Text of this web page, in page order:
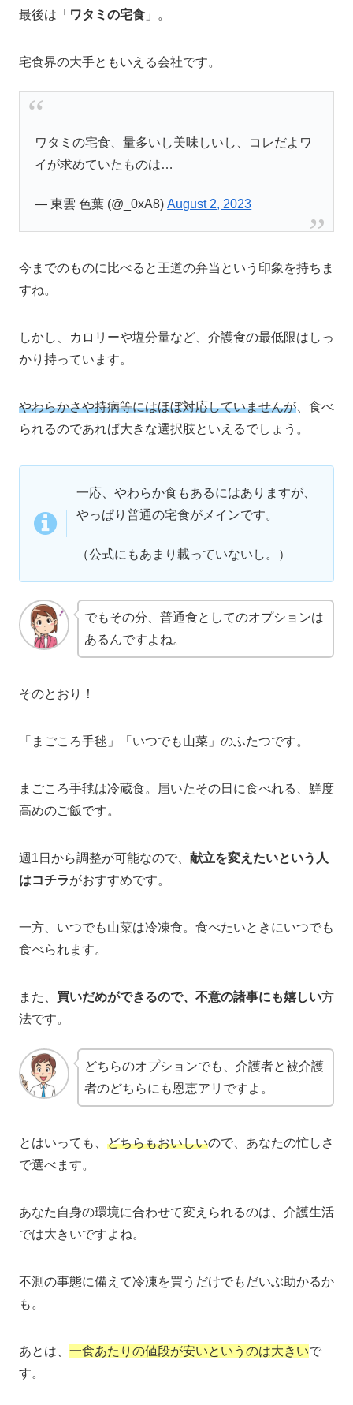
最後は「 ワタミの宅食 」。
宅食界の大手ともいえる会社です。
ワタミの宅食、量多いし美味しいし、コレだよワ
イが求めていたものは…
— 東雲 色葉 (@_0xA8)August 2, 2023
今までのものに比べると王道の弁当という印象を持ちま
すね。
しかし、カロリーや塩分量など、介護食の最低限はしっ
かり持っています。
やわらかさや持病等にはほぼ対応していませんが 、食べ
られるのであれば大きな選択肢といえるでしょう。
一応、やわらか食もあるにはありますが、
やっぱり普通の宅食がメインです。
（公式にもあまり載っていないし。）
でもその分、普通食としてのオプションは
あるんですよね。
そのとおり！
「まごころ手毬」「いつでも山菜」のふたつです。
まごころ手毬は冷蔵食。届いたその日に食べれる、鮮度
高めのご飯です。
週1日から調整が可能なので、 献立を変えたいという人
はコチラがおすすめです。
一方、いつでも山菜は冷凍食。食べたいときにいつでも
食べられます。
また、 買いだめができるので、不意の諸事にも嬉しい方
法です。
どちらのオプションでも、介護者と被介護
者のどちらにも恩恵アリですよ。
とはいっても、 どちらもおいしいので、あなたの忙しさ
で選べます。
あなた自身の環境に合わせて変えられるのは、介護生活
では大きいですよね。
不測の事態に備えて冷凍を買うだけでもだいぶ助かるか
も。
あとは、 一食あたりの値段が安いというのは大きいで
す。